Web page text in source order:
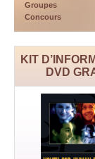
Groupes
Concours
KIT
DVD